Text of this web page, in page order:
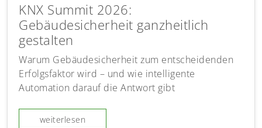
KNX Summit 2026:
Gebäudesicherheit ganzheitlich
gestalten
Warum Gebäudesicherheit zum entscheidenden
Erfolgsfaktor wird – und wie intelligente
Automation darauf die Antwort gibt
weiterlesen